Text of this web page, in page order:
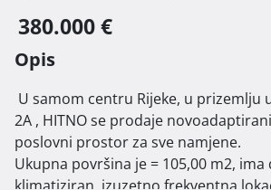
380.000 €
Opis
2A , HITNO se prodaje
poslovni prostor za sve namjene.
Ukupna površina je = 105,00 m2, ima
klimatiziran, izuzetno frekventna